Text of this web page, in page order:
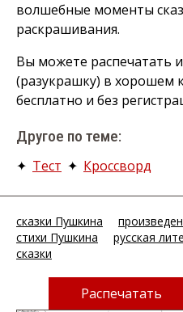
волшебные моменты
раскрашивания.
Вы можете распечатать
(разукрашку) в хорошем
бесплатно и без
Другое по теме:
✦ Тест ✦ Кроссворд
сказки Пушкина
стихи Пушкина
русская
сказки
Распечатать